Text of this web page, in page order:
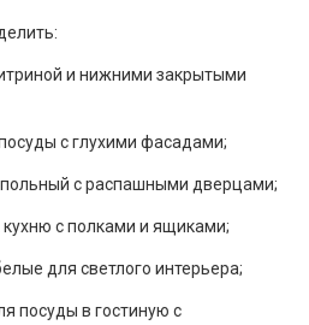
и нижними закрытыми
с глухими фасадами;
с распашными дверцами;
с полками и ящиками;
для светлого интерьера;
посуды в гостиную с